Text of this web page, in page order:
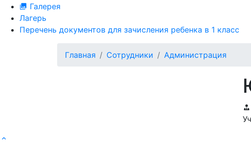
Галерея
Лагерь
Перечень документов для зачисления ребенка в 1 класс
Главная Сотрудники Администрация